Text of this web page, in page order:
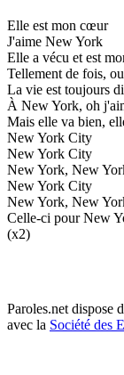
Elle est mon cœur
J'aime New York
Elle a vécu et est
Tellement de fois,
La vie est toujours
À New York, oh
Mais elle va bien,
New York City
New York City
New York, New
New York City
New York, New
Celle-ci pour New
(x2)
Paroles.net dispose
avec la Société des